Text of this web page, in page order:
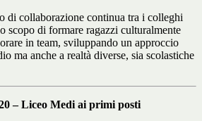
di collaborazione continua tra i colleghi
scopo di formare ragazzi culturalmente
in team, sviluppando un approccio
ma anche a realtà diverse, sia scolastiche
– Liceo Medi ai primi posti